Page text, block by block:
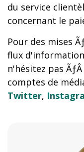
du service
concernant le
Pour des mises
flux
n'hésitez pas
comptes de
Twitter,